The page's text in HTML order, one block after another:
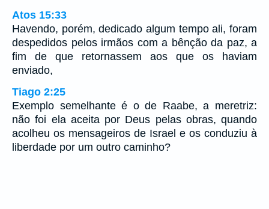
Atos 15:33
Havendo, porém, dedicado algum tempo ali, foram
despedidos pelos irmãos com a bênção da paz, a
fim de que retornassem aos que os haviam
enviado,
Tiago 2:25
Exemplo semelhante é o de Raabe, a meretriz:
não foi ela aceita por Deus pelas obras, quando
acolheu os mensageiros de Israel e os conduziu à
liberdade por um outro caminho?